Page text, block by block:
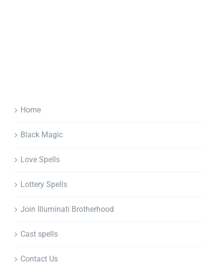
Home
Black Magic
Love Spells
Lottery Spells
Join Illuminati Brotherhood
Cast spells
Contact Us